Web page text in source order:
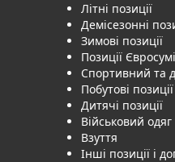
Літні позиції
Демісезонні
Зимові позиції
Позиції
Спортивний та
Побутові позиції
Дитячі позиції
Військовий одяг
Взуття
Інші позиції і